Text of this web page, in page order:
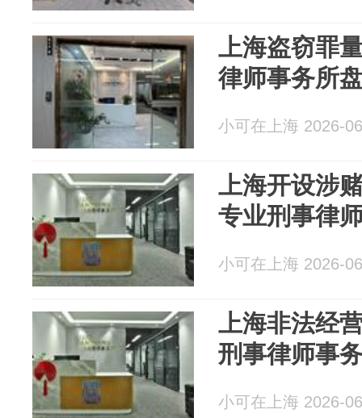
上海盗窃罪
律师事务所
小可在上海 2026-
上海开设涉
专业刑事律
小可在上海 2026-
上海非法经
刑事律师事
小可在上海 2026-